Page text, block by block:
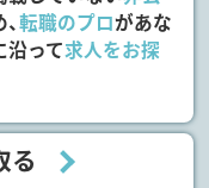
転職のプロがあな
沿って求人をお探
る